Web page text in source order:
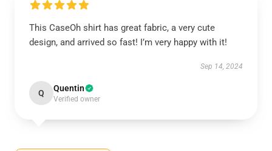
This CaseOh shirt has great fabric, a very cute
design, and arrived so fast! I’m very happy with it!
Sep 14, 2024
Q Quentin
Verified owner